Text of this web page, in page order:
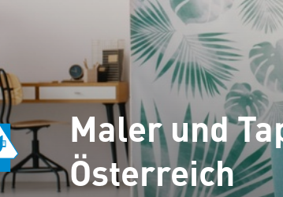
Maler und
Österreich